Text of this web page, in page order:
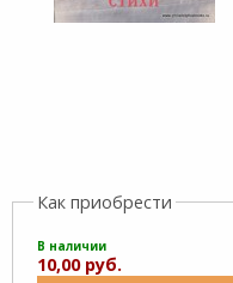
Как приобрести
В наличии
10,00 руб.